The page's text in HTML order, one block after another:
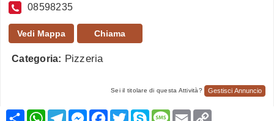
08598235
Vedi Mappa Chiama
Categoria: Pizzeria
Sei il titolare di questa Attività? Gestisci Annuncio
CondividiWhatsApp
TelegramMessenger
Facebook
TwitterSkypeMessage
Email